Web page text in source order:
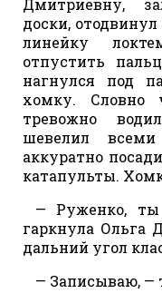
доски,
линейку
отпустить
нагнулся под
хомку. Словно
тревожно
шевелил
аккуратно
катапульты.
— Руженко, ты
гаркнула Ольга
дальний угол
— Записываю, —